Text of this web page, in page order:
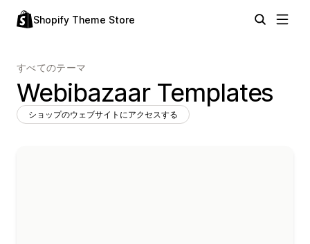
Shopify Theme Store
すべてのテーマ
Webibazaar Templates
ショップのウェブサイトにアクセスする